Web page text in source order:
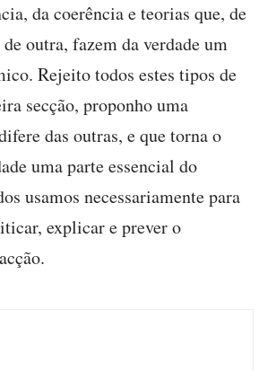
da coerência e teorias que, de
outra, fazem da verdade um
Rejeito todos estes tipos de
secção, proponho uma
das outras, e que torna o
uma parte essencial do
usamos necessariamente para
explicar e prever o